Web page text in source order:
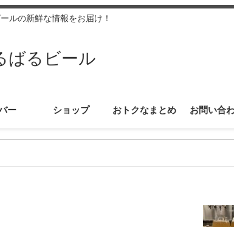
ルの新鮮な情報をお届け！
ばるビール
ー ショップ おトクなまとめ お問い合